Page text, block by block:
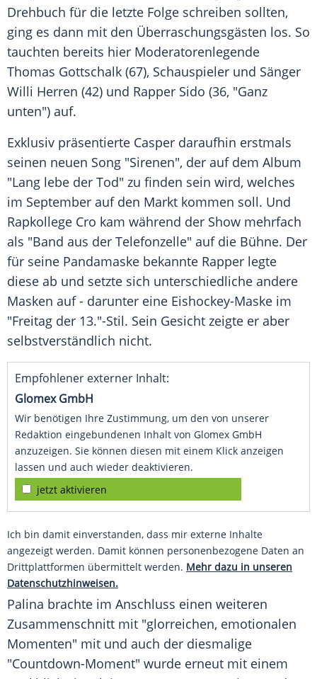
Drehbuch für die letzte Folge schreiben sollten,
ging es dann mit den Überraschungsgästen los. So
tauchten bereits hier Moderatorenlegende
Thomas Gottschalk (67), Schauspieler und Sänger
Willi Herren (42) und Rapper Sido (36, "Ganz
unten") auf.
Exklusiv präsentierte Casper daraufhin erstmals
seinen neuen Song "Sirenen", der auf dem Album
"Lang lebe der Tod" zu finden sein wird, welches
im September auf den Markt kommen soll. Und
Rapkollege Cro kam während der Show mehrfach
als "Band aus der Telefonzelle" auf die Bühne. Der
für seine Pandamaske bekannte Rapper legte
diese ab und setzte sich unterschiedliche andere
Masken auf - darunter eine Eishockey-Maske im
"Freitag der 13."-Stil. Sein Gesicht zeigte er aber
selbstverständlich nicht.
Empfohlener externer Inhalt:
Glomex GmbH
Wir benötigen Ihre Zustimmung, um den von unserer
Redaktion eingebundenen Inhalt von Glomex GmbH
anzuzeigen. Sie können diesen mit einem Klick anzeigen
lassen und auch wieder deaktivieren.
jetzt aktivieren
Ich bin damit einverstanden, dass mir externe Inhalte
angezeigt werden. Damit können personenbezogene Daten an
Drittplattformen übermittelt werden. Mehr dazu in unseren
Datenschutzhinweisen.
Palina brachte im Anschluss einen weiteren
Zusammenschnitt mit "glorreichen, emotionalen
Momenten" mit und auch der diesmalige
"Countdown-Moment" wurde erneut mit einem